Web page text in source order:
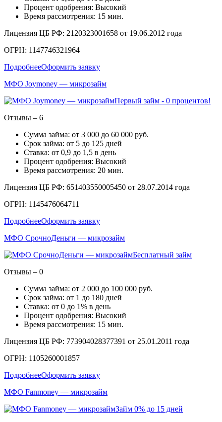
Процент одобрения: Высокий
Время рассмотрения: 15 мин.
Лицензия ЦБ РФ: 2120323001658 от 19.06.2012 года
ОГРН: 1147746321964
ПодробнееОформить заявку
МФО Joymoney — микрозайм
Первый займ - 0 процентов!
Отзывы – 6
Сумма займа: от 3 000 до 60 000 руб.
Срок займа: от 5 до 125 дней
Ставка: от 0,9 до 1,5 в день
Процент одобрения: Высокий
Время рассмотрения: 20 мин.
Лицензия ЦБ РФ: 651403550005450 от 28.07.2014 года
ОГРН: 1145476064711
ПодробнееОформить заявку
МФО СрочноДеньги — микрозайм
Бесплатный займ
Отзывы – 0
Сумма займа: от 2 000 до 100 000 руб.
Срок займа: от 1 до 180 дней
Ставка: от 0 до 1% в день
Процент одобрения: Высокий
Время рассмотрения: 15 мин.
Лицензия ЦБ РФ: 773904028377391 от 25.01.2011 года
ОГРН: 1105260001857
ПодробнееОформить заявку
МФО Fanmoney — микрозайм
Займ 0% до 15 дней